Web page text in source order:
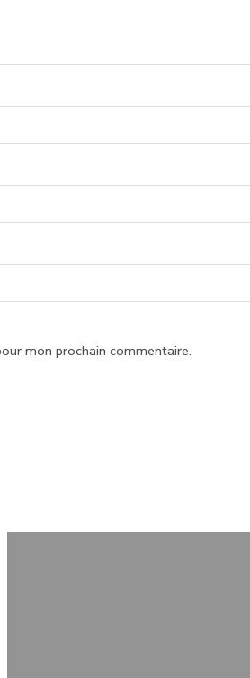
mon prochain commentaire.